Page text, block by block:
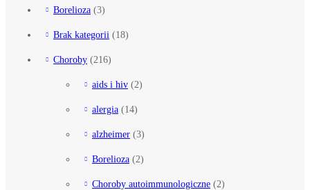
Borelioza (3)
Brak kategorii (18)
Choroby (216)
aids i hiv (2)
alergia (14)
alzheimer (3)
Borelioza (2)
Choroby autoimmunologiczne (2)